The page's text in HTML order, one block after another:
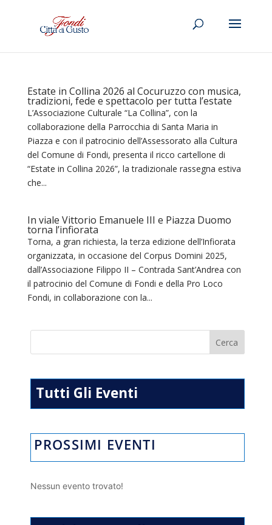
Estate in Collina 2026 al Cocuruzzo con musica,
tradizioni, fede e spettacolo per tutta l’estate
L’Associazione Culturale “La Collina”, con la
collaborazione della Parrocchia di Santa Maria in
Piazza e con il patrocinio dell’Assessorato alla Cultura
del Comune di Fondi, presenta il ricco cartellone di
“Estate in Collina 2026”, la tradizionale rassegna estiva
che...
In viale Vittorio Emanuele III e Piazza Duomo
torna l’infiorata
Torna, a gran richiesta, la terza edizione dell’Infiorata
organizzata, in occasione del Corpus Domini 2025,
dall’Associazione Filippo II – Contrada Sant’Andrea con
il patrocinio del Comune di Fondi e della Pro Loco
Fondi, in collaborazione con la...
Tutti Gli Eventi
PROSSIMI EVENTI
Nessun evento trovato!